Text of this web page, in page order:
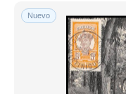
Sólo con
Envío gratis
Métodos de pago
PayPal
Nuevo